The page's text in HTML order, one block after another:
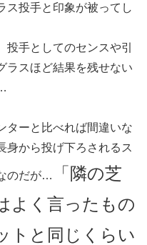
ス投手と印象が被ってし
手としてのセンスや引
ラスほど結果を残せない
ターと比べれば間違いな
身から投げ下ろされるス
のだが…
「隣の芝
よく言ったもの
トと同じくらい